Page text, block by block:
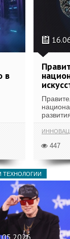
в
447
ТЕХНОЛОГИИ